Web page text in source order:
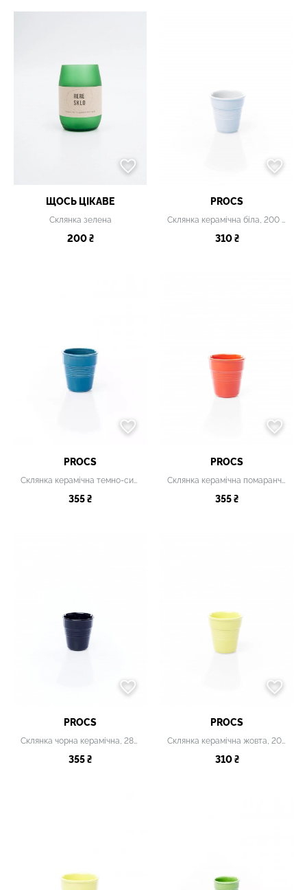
ЩОСЬ ЦІКАВЕ
Склянка зелена
200 ₴
PROCS
Склянка керамічна біла, 200 мл
310 ₴
PROCS
Склянка керамічна темно-синя, 280 мл
355 ₴
PROCS
Склянка керамічна помаранчева, 280 мл
355 ₴
PROCS
Склянка чорна керамічна, 280 мл
355 ₴
PROCS
Склянка керамічна жовта, 200 мл
310 ₴